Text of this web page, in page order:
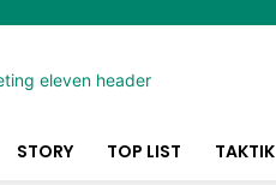
STORY TOP LIST TAKTIK